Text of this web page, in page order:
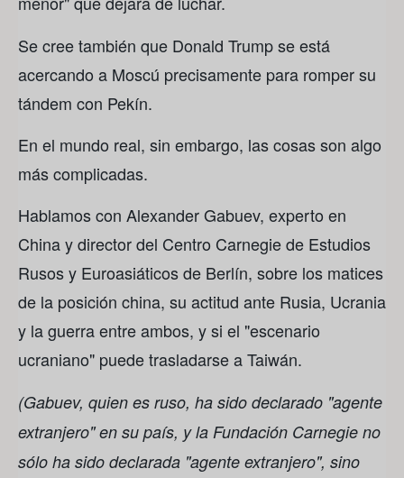
Se cree también que Donald Trump se está
acercando a Moscú precisamente para romper su
tándem con Pekín.
En el mundo real, sin embargo, las cosas son algo
más complicadas.
Hablamos con Alexander Gabuev, experto en
China y director del Centro Carnegie de Estudios
Rusos y Euroasiáticos de Berlín, sobre los matices
de la posición china, su actitud ante Rusia, Ucrania
y la guerra entre ambos, y si el "escenario
ucraniano" puede trasladarse a Taiwán.
(Gabuev, quien es ruso, ha sido declarado "agente
extranjero" en su país, y la Fundación Carnegie no
sólo ha sido declarada "agente extranjero", sino